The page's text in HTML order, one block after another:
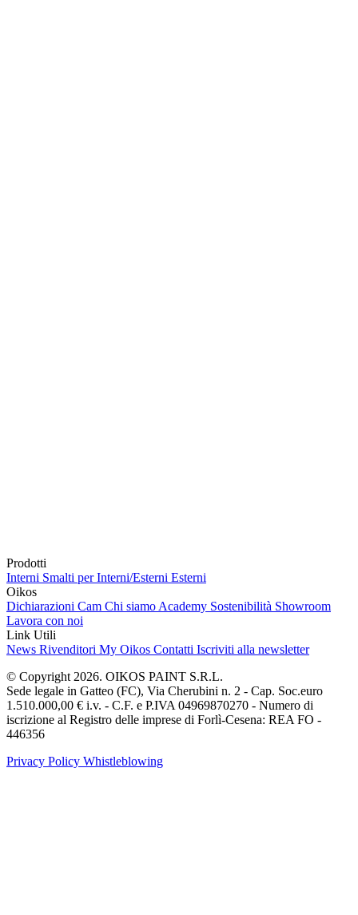
Prodotti
Interni Smalti per Interni/Esterni Esterni
Oikos
Dichiarazioni Cam Chi siamo Academy Sostenibilità Showroom
Lavora con noi
Link Utili
News Rivenditori My Oikos Contatti Iscriviti alla newsletter
© Copyright 2026. OIKOS PAINT S.R.L.
Sede legale in Gatteo (FC), Via Cherubini n. 2 - Cap. Soc.euro
1.510.000,00 € i.v. - C.F. e P.IVA 04969870270 - Numero di
iscrizione al Registro delle imprese di Forlì-Cesena: REA FO -
446356
Privacy Policy Whistleblowing